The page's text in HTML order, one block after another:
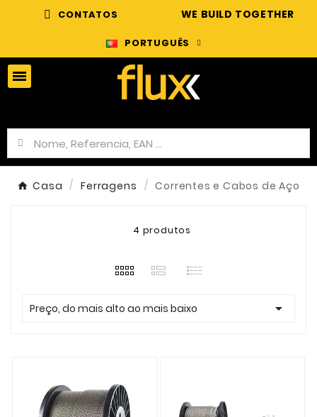
CONTATOS WE BUILD TOGETHER
PORTUGUÊS
Casa Ferragens Correntes e Cabos de Aço
4 produtos
Preço, do mais alto ao mais baixo 